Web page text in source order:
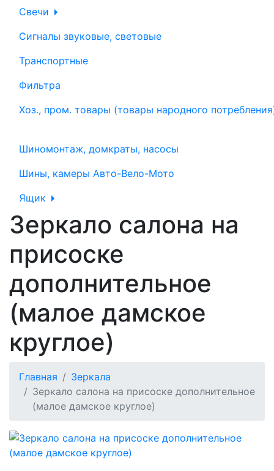
Свечи
Сигналы звуковые, световые
Транспортные
Фильтра
Хоз., пром. товары (товары народного
Шиномонтаж, домкраты, насосы
Шины, камеры Авто-Вело-Мото
Ящик
Зеркало салона на
присоске
дополнительное
(малое дамское
круглое)
Главная
Зеркала
Зеркало салона на присоске дополнительное
(малое дамское круглое)